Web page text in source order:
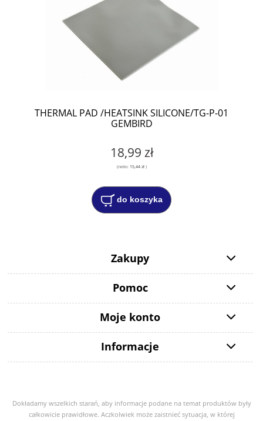
THERMAL PAD /HEATSINK SILICONE/TG-P-01
GEMBIRD
18,99 zł
(netto: 15,44 zł)
do koszyka
Zakupy
Pomoc
Moje konto
Informacje
Dokładamy wszelkich starań, aby informacje podane na temat produktów były
całkowicie prawidłowe. Aczkolwiek może zaistnieć sytuacja, w której